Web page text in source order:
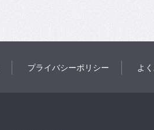
プライバシーポリシー よ